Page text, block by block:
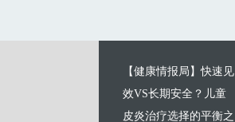
【健康情报局】快速见
效VS长期安全？儿童
皮炎治疗选择的平衡之